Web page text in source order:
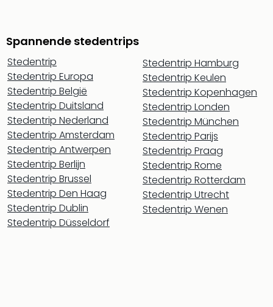
Spannende stedentrips
Stedentrip
Stedentrip Europa
Stedentrip België
Stedentrip Duitsland
Stedentrip Nederland
Stedentrip Amsterdam
Stedentrip Antwerpen
Stedentrip Berlijn
Stedentrip Brussel
Stedentrip Den Haag
Stedentrip Dublin
Stedentrip Düsseldorf
Stedentrip Hamburg
Stedentrip Keulen
Stedentrip Kopenhagen
Stedentrip Londen
Stedentrip München
Stedentrip Parijs
Stedentrip Praag
Stedentrip Rome
Stedentrip Rotterdam
Stedentrip Utrecht
Stedentrip Wenen